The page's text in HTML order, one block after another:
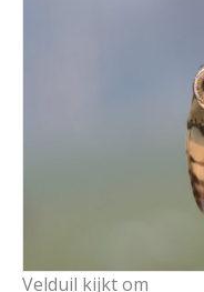
Velduil kijkt om